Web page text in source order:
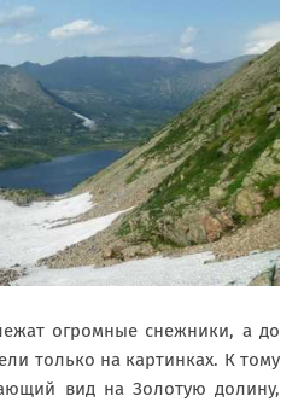
огромные снежники, а до
только на картинках. К тому
вид на Золотую долину,